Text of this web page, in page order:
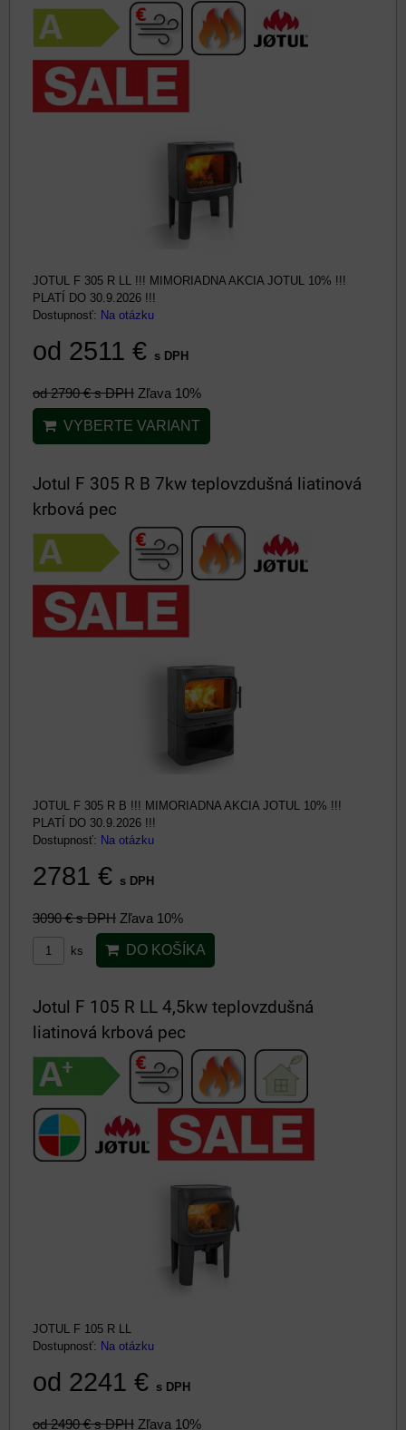
JOTUL F 305 R LL !!! MIMORIADNA AKCIA JOTUL 10% !!!
PLATÍ DO 30.9.2026 !!!
Dostupnosť: Na otázku
od 2511 € s DPH
od 2790 €s DPH Zľava 10%
VYBERTE VARIANT
Jotul F 305 R B 7kw teplovzdušná liatinová
krbová pec
JOTUL F 305 R B !!! MIMORIADNA AKCIA JOTUL 10% !!!
PLATÍ DO 30.9.2026 !!!
Dostupnosť: Na otázku
2781 € s DPH
3090 €s DPH Zľava 10%
ks DO KOŠÍKA
Jotul F 105 R LL 4,5kw teplovzdušná
liatinová krbová pec
JOTUL F 105 R LL
Dostupnosť: Na otázku
od 2241 € s DPH
od 2490 €s DPH Zľava 10%